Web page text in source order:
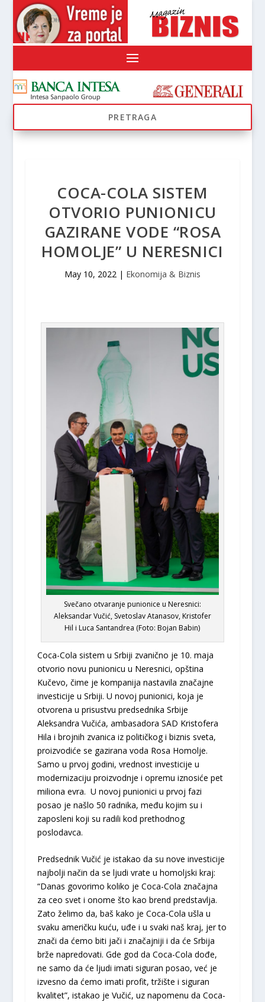
COCA-COLA SISTEM
OTVORIO PUNIONICU
GAZIRANE VODE “ROSA
HOMOLJE” U NERESNICI
May 10, 2022 | Ekonomija & Biznis
Svečano otvaranje punionice u Neresnici:
Aleksandar Vučić, Svetoslav Atanasov, Kristofer
Hil i Luca Santandrea (Foto: Bojan Babin)
Coca-Cola sistem u Srbiji zvanično je 10. maja
otvorio novu punionicu u Neresnici, opština
Kučevo, čime je kompanija nastavila značajne
investicije u Srbiji. U novoj punionici, koja je
otvorena u prisustvu predsednika Srbije
Aleksandra Vučića, ambasadora SAD Kristofera
Hila i brojnih zvanica iz političkog i biznis sveta,
proizvodiće se gazirana voda Rosa Homolje.
Samo u prvoj godini, vrednost investicije u
modernizaciju proizvodnje i opremu iznosiće pet
miliona evra. U novoj punionici u prvoj fazi
posao je našlo 50 radnika, među kojim su i
zaposleni koji su radili kod prethodnog
poslodavca.
Predsednik Vučić je istakao da su nove investicije
najbolji način da se ljudi vrate u homoljski kraj:
“Danas govorimo koliko je Coca-Cola značajna
za ceo svet i onome što kao brend predstavlja.
Zato želimo da, baš kako je Coca-Cola ušla u
svaku američku kuću, uđe i u svaki naš kraj, jer to
znači da ćemo biti jači i značajniji i da će Srbija
brže napredovati. Gde god da Coca-Cola dođe,
ne samo da će ljudi imati siguran posao, već je
izvesno da ćemo imati profit, tržište i siguran
kvalitet”, istakao je Vučić, uz napomenu da Coca-